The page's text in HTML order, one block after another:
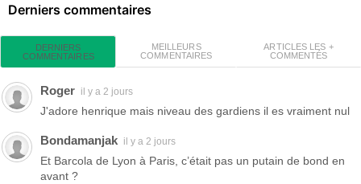
Derniers commentaires
DERNIERS
COMMENTAIRES
MEILLEURS
COMMENTAIRES
ARTICLES LES +
COMMENTÉS
Roger il y a 2 jours
J'adore henrique mais niveau des gardiens il es vraiment nul
Bondamanjak il y a 2 jours
Et Barcola de Lyon à Paris, c’était pas un putain de bond en
avant ?